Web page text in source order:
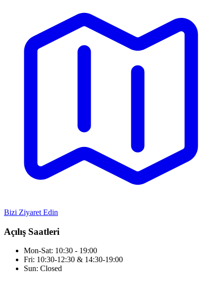
Bizi Ziyaret Edin
Açılış Saatleri
Mon-Sat: 10:30 - 19:00
Fri: 10:30-12:30 & 14:30-19:00
Sun: Closed